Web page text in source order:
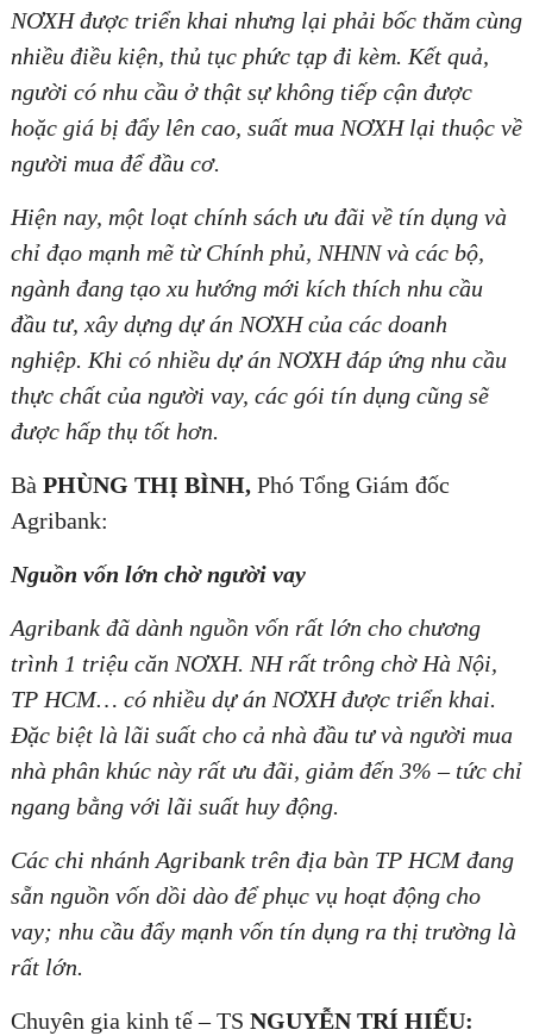
NƠXH được triển khai nhưng lại phải bốc thăm cùng
nhiều điều kiện, thủ tục phức tạp đi kèm. Kết quả,
người có nhu cầu ở thật sự không tiếp cận được
hoặc giá bị đẩy lên cao, suất mua NƠXH lại thuộc về
người mua để đầu cơ.
Hiện nay, một loạt chính sách ưu đãi về tín dụng và
chỉ đạo mạnh mẽ từ Chính phủ, NHNN và các bộ,
ngành đang tạo xu hướng mới kích thích nhu cầu
đầu tư, xây dựng dự án NƠXH của các doanh
nghiệp. Khi có nhiều dự án NƠXH đáp ứng nhu cầu
thực chất của người vay, các gói tín dụng cũng sẽ
được hấp thụ tốt hơn.
Bà PHÙNG THỊ BÌNH, Phó Tổng Giám đốc
Agribank:
Nguồn vốn lớn chờ người vay
Agribank đã dành nguồn vốn rất lớn cho chương
trình 1 triệu căn NƠXH. NH rất trông chờ Hà Nội,
TP HCM… có nhiều dự án NƠXH được triển khai.
Đặc biệt là lãi suất cho cả nhà đầu tư và người mua
nhà phân khúc này rất ưu đãi, giảm đến 3% – tức chỉ
ngang bằng với lãi suất huy động.
Các chi nhánh Agribank trên địa bàn TP HCM đang
sẵn nguồn vốn dồi dào để phục vụ hoạt động cho
vay; nhu cầu đẩy mạnh vốn tín dụng ra thị trường là
rất lớn.
Chuyên gia kinh tế – TS NGUYỄN TRÍ HIẾU: